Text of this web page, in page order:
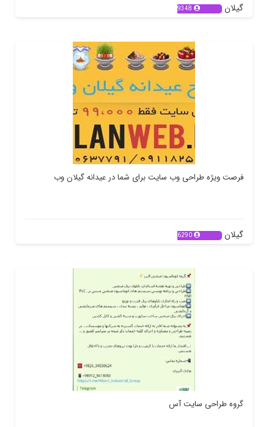
گیلان 9348
فرصت ویژه طراحی وب سایت برای شما در عیدانه گیلان وب
گیلان 6290
گروه طراحی سایت آس